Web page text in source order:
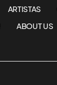
ARTISTAS
ABOUT US